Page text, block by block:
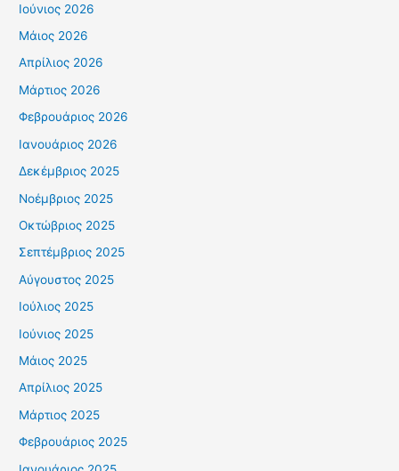
Ιούνιος 2026
Μάιος 2026
Απρίλιος 2026
Μάρτιος 2026
Φεβρουάριος 2026
Ιανουάριος 2026
Δεκέμβριος 2025
Νοέμβριος 2025
Οκτώβριος 2025
Σεπτέμβριος 2025
Αύγουστος 2025
Ιούλιος 2025
Ιούνιος 2025
Μάιος 2025
Απρίλιος 2025
Μάρτιος 2025
Φεβρουάριος 2025